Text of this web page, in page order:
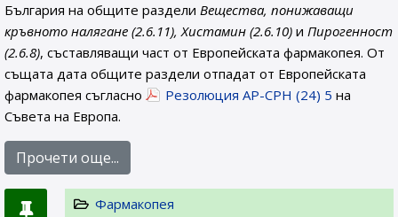
България на общите раздели Вещества, понижаващи
кръвното налягане (2.6.11), Хистамин (2.6.10) и Пирогенност
(2.6.8), съставляващи част от Европейската фармакопея. От
същата дата общите раздели отпадат от Европейската
фармакопея съгласно
Резолюция AP-CPH (24) 5 на
Съвета на Европа.
Прочети още...
Фармакопея